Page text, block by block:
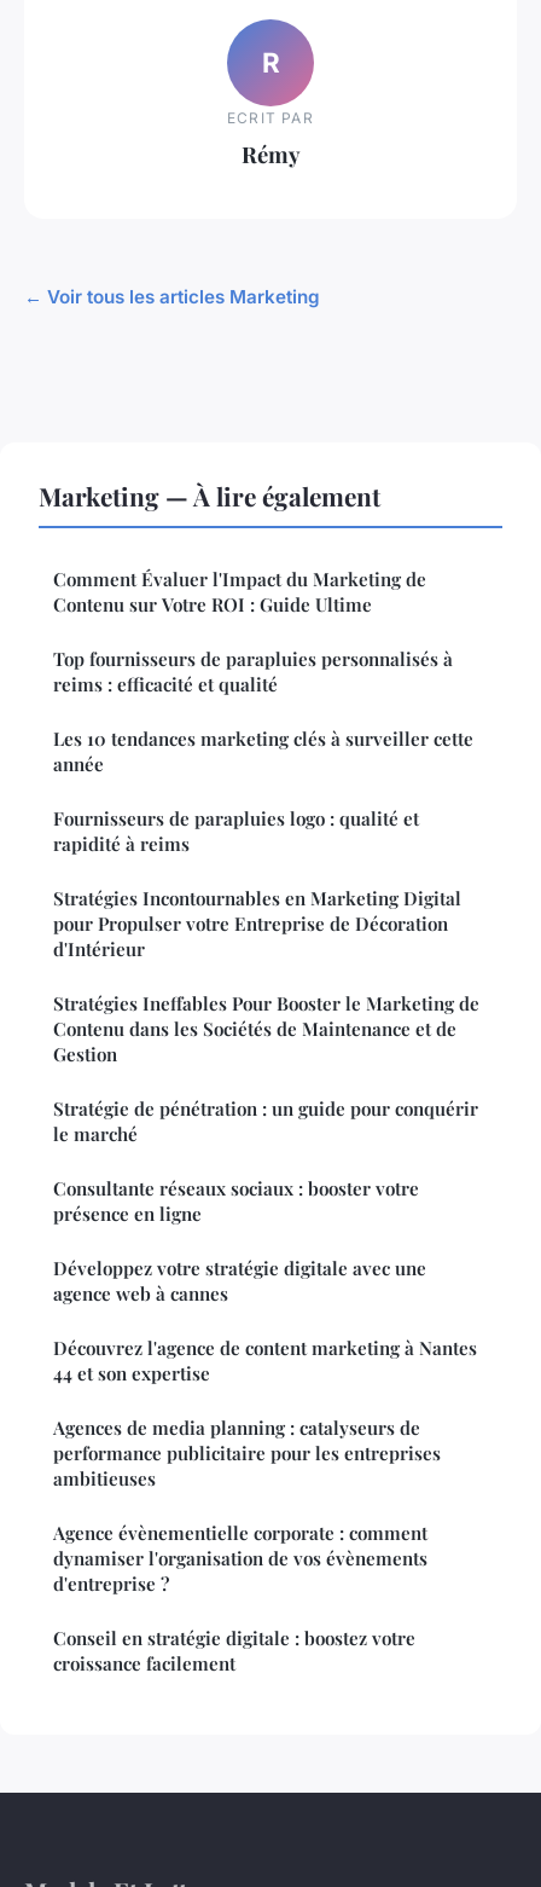
R
ECRIT PAR
Rémy
← Voir tous les articles Marketing
Marketing — À lire également
Comment Évaluer l'Impact du Marketing de
Contenu sur Votre ROI : Guide Ultime
Top fournisseurs de parapluies personnalisés à
reims : efficacité et qualité
Les 10 tendances marketing clés à surveiller cette
année
Fournisseurs de parapluies logo : qualité et
rapidité à reims
Stratégies Incontournables en Marketing Digital
pour Propulser votre Entreprise de Décoration
d'Intérieur
Stratégies Ineffables Pour Booster le Marketing de
Contenu dans les Sociétés de Maintenance et de
Gestion
Stratégie de pénétration : un guide pour conquérir
le marché
Consultante réseaux sociaux : booster votre
présence en ligne
Développez votre stratégie digitale avec une
agence web à cannes
Découvrez l'agence de content marketing à Nantes
44 et son expertise
Agences de media planning : catalyseurs de
performance publicitaire pour les entreprises
ambitieuses
Agence évènementielle corporate : comment
dynamiser l'organisation de vos évènements
d'entreprise ?
Conseil en stratégie digitale : boostez votre
croissance facilement